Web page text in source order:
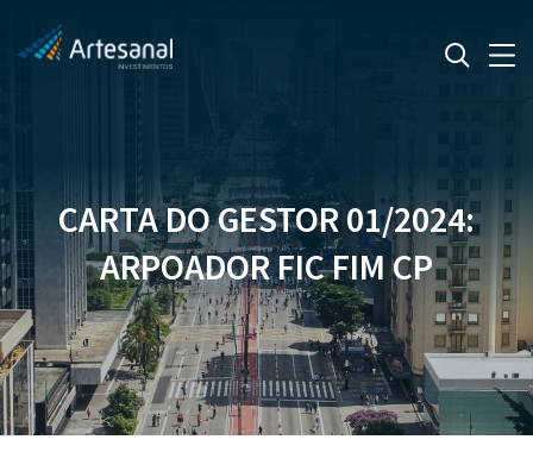
CARTA DO GESTOR 01/2024:
ARPOADOR FIC FIM CP